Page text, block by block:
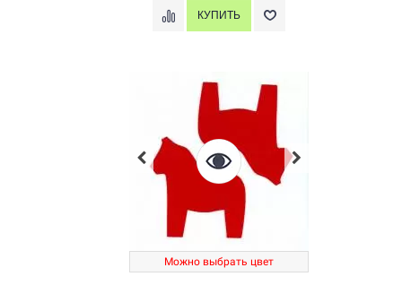
Можно выбрать цвет